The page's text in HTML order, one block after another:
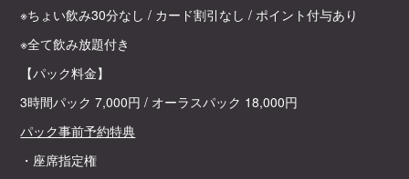
※ちょい飲み30分なし / カード割引なし / ポイント付与あり
※全て飲み放題付き
【パック料金】
3時間パック 7,000円 / オーラスパック 18,000円
パック事前予約特典
・座席指定権